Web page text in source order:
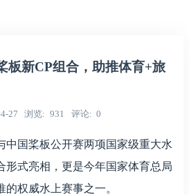
板新CP组合，助推体育+旅
27 浏览 931 评论 0
中国桨板公开赛两项国家级重大水
形式亮相，更是今年国家体育总局
权威水上赛事之一。